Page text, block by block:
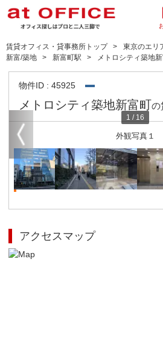
賃貸オフィス・貸事務所トップ 東京のエリ
新富/築地
新富町駅 メトロシティ築地
物件ID : 45925
メトロシティ築地新富町の
外観写真１
1 / 16
アクセスマップ